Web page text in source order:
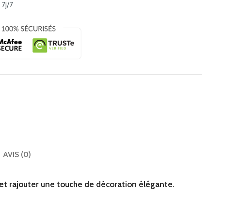
7
AVIS (0)
rajouter une touche de décoration élégante.